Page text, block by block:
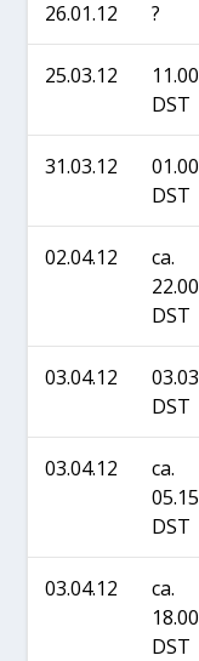
26.01.12 ?
25.03.12
11.00
DST
31.03.12
01.00
DST
02.04.12
ca.
22.00
DST
03.04.12
03.03
DST
03.04.12
ca.
05.15
DST
03.04.12
ca.
18.00
DST